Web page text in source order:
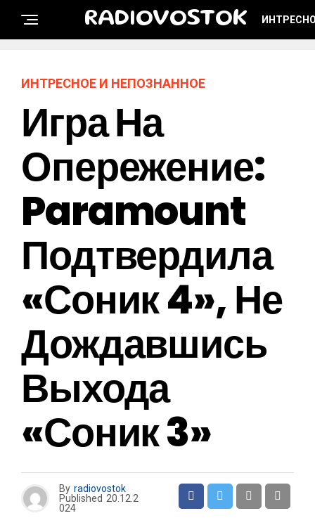
RADIOVOSTOK
ИНТРЕСНОЕ И НЕПОЗНАННОЕ
Игра На
Опережение:
Paramount
Подтвердила
«Соник 4», Не
Дождавшись
Выхода
«Соник 3»
By radiovostok
Published 20.12.2
024